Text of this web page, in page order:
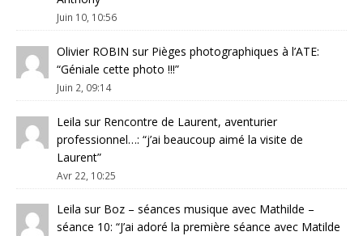
Juin 10, 10:56
Olivier ROBIN sur Pièges photographiques à l’ATE:
“Géniale cette photo !!!”
Juin 2, 09:14
Leila sur Rencontre de Laurent, aventurier
professionnel…: “j’ai beaucoup aimé la visite de
Laurent”
Avr 22, 10:25
Leila sur Boz – séances musique avec Mathilde –
séance 10: “J’ai adoré la première séance avec Matilde